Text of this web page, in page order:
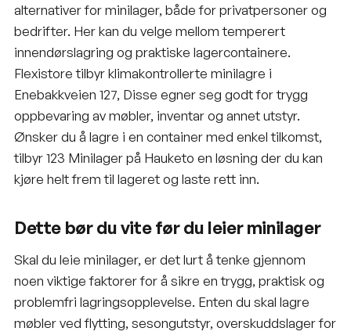
alternativer for minilager, både for privatpersoner og
bedrifter. Her kan du velge mellom temperert
innendørslagring og praktiske lagercontainere.
Flexistore tilbyr klimakontrollerte minilagre i
Enebakkveien 127, Disse egner seg godt for trygg
oppbevaring av møbler, inventar og annet utstyr.
Ønsker du å lagre i en container med enkel tilkomst,
tilbyr 123 Minilager på Hauketo en løsning der du kan
kjøre helt frem til lageret og laste rett inn.
Dette bør du vite før du leier minilager
Skal du leie minilager, er det lurt å tenke gjennom
noen viktige faktorer for å sikre en trygg, praktisk og
problemfri lagringsopplevelse. Enten du skal lagre
møbler ved flytting, sesongutstyr, overskuddslager for